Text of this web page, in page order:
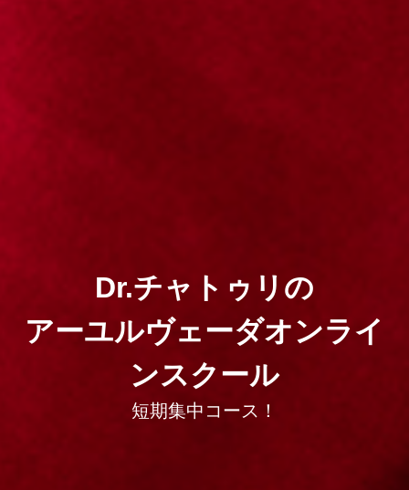
Dr.チャトゥリの
アーユルヴェーダオンライ
ンスクール
短期集中コース！